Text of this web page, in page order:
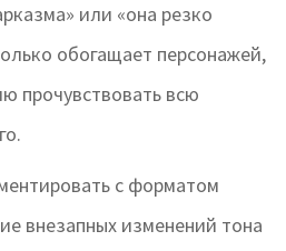
или «она резко
обогащает персонажей,
прочувствовать всю
с форматом
внезапных изменений тона